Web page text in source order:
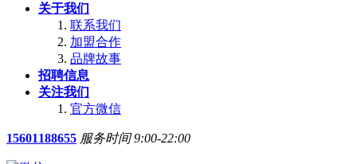
关于我们
联系我们
加盟合作
品牌故事
招聘信息
关注我们
官方微信
15601188655 服务时间 9:00-22:00